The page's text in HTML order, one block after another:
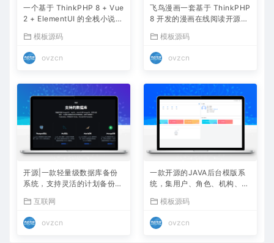
一个基于 ThinkPHP 8 + Vue
2 + ElementUI 的全栈小说网
模板源码
ovzcn
飞鸟漫画一套基于 ThinkPHP
8 开发的漫画在线阅读开源系
模板源码
ovzcn
开源|一款轻量级数据库备份
系统，支持灵活的计划备份，
互联网
ovzcn
一款开源的JAVA后台模版系
统，集用户、角色、机构、S
久免费、可商用！
模板源码
ovzcn